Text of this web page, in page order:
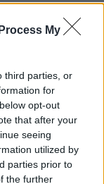
My
third parties, or
for
opt-out
that after your
seeing
utilized by
parties prior to
the further
Uptime